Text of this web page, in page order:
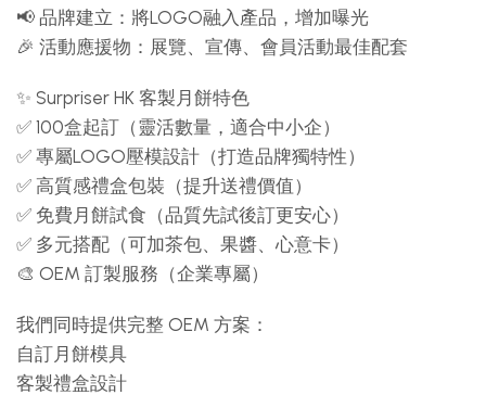
📢 品牌建立：將LOGO融入產品，增加曝光
🎉 活動應援物：展覽、宣傳、會員活動最佳配套
✨ Surpriser HK 客製月餅特色
✅ 100盒起訂（靈活數量，適合中小企）
✅ 專屬LOGO壓模設計（打造品牌獨特性）
✅ 高質感禮盒包裝（提升送禮價值）
✅ 免費月餅試食（品質先試後訂更安心）
✅ 多元搭配（可加茶包、果醬、心意卡）
🎨 OEM 訂製服務（企業專屬）
我們同時提供完整 OEM 方案：
自訂月餅模具
客製禮盒設計